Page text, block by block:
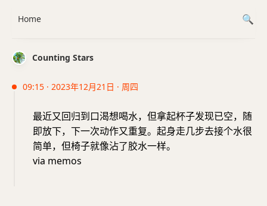
Counting Stars
09:15 · 2023年12月21日 · 周四
最近又回归到口渴想喝水，但拿起杯子发现已空，随
即放下，下一次动作又重复。起身走几步去接个水很
简单，但椅子就像沾了胶水一样。
via memos
Home